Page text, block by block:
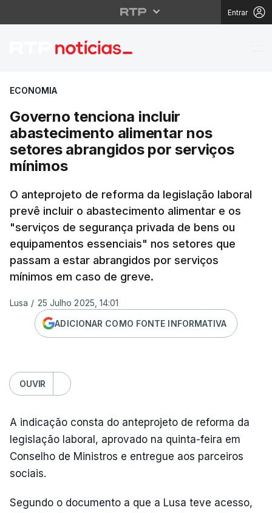
Entrar
Governo tenciona
ECONOMIA
Governo tenciona incluir
abastecimento alimentar nos
setores abrangidos por serviços
mínimos
O anteprojeto de reforma da legislação laboral
prevê incluir o abastecimento alimentar e os
"serviços de segurança privada de bens ou
equipamentos essenciais" nos setores que
passam a estar abrangidos por serviços
mínimos em caso de greve.
Lusa / 25 Julho 2025, 14:01
ADICIONAR COMO FONTE INFORMATIVA
OUVIR
A indicação consta do anteprojeto de reforma da
legislação laboral, aprovado na quinta-feira em
Conselho de Ministros e entregue aos parceiros
sociais.
Segundo o documento a que a Lusa teve acesso,